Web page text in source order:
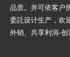
品质。并可依客户
委託设计生产，欢
外销、共享利润-创